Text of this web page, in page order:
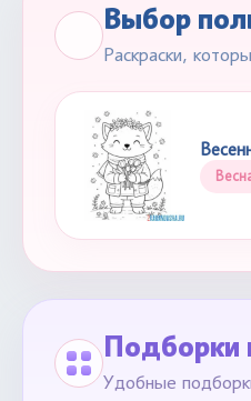
Выбор
Раскраски,
Подборки
Удобные